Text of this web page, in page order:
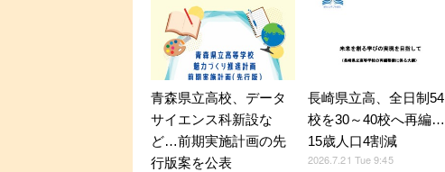
青森県立高校、データ
サイエンス科新設な
ど…前期実施計画の先
行版案を公表
長崎県立高、全日制54
校を30～40校へ再編…
15歳人口4割減
2026.7.21 Tue 9:45